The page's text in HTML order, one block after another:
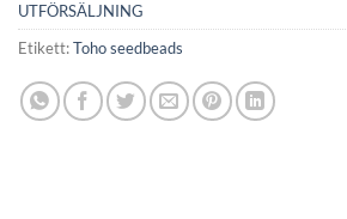
UTFÖRSÄLJNING
Etikett:Toho seedbeads